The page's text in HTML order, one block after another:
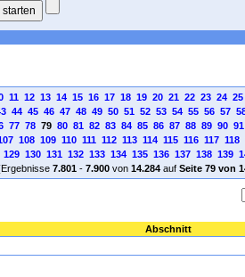
11 12 13 14 15 16 17 18 19 20 21 22 23 24 25
44 45 46 47 48 49 50 51 52 53 54 55 56 57
77 7879 80 81 82 83 84 85 86 87 88 89 90 91
108 109 110 111 112 113 114 115 116 117 118
129 130 131 132 133 134 135 136 137 138 139
7.801- 7.900von 14.284auf Seite 79 von
Abschnitt